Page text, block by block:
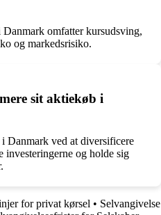
omfatter kursudsving,
og markedsrisiko.
sit aktiekøb i
Danmark ved at diversificere
investeringerne og holde sig
for privat kørsel • Selvangivelse